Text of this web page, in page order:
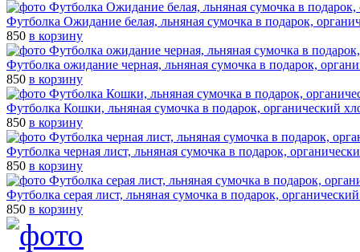
Футболка Ожидание белая, льняная сумочка в подарок,
850 в корзину
Футболка ожидание черная, льняная сумочка в подарок,
850 в корзину
Футболка Кошки, льняная сумочка в подарок, органический
850 в корзину
Футболка черная лист, льняная сумочка в подарок,
850 в корзину
Футболка серая лист, льняная сумочка в подарок,
850 в корзину